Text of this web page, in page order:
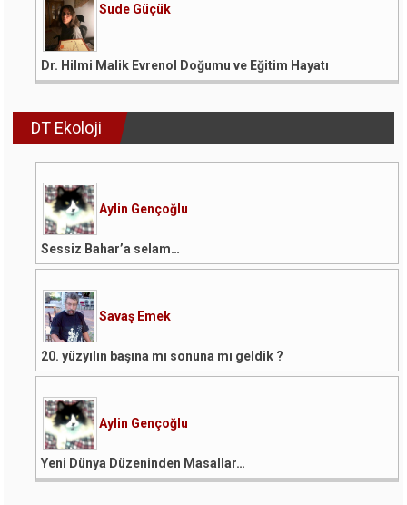
Sude Güçük
Dr. Hilmi Malik Evrenol Doğumu ve Eğitim Hayatı
DT Ekoloji
Aylin Gençoğlu
Sessiz Bahar’a selam…
Savaş Emek
20. yüzyılın başına mı sonuna mı geldik ?
Aylin Gençoğlu
Yeni Dünya Düzeninden Masallar…